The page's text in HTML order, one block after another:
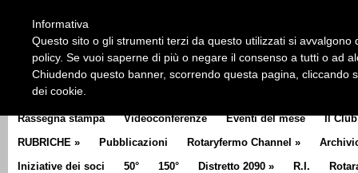
CLUB COMMUNICATOR
Rassegna stampa Videoconferenze Eventi del mese Il Club
RUBRICHE » Pubblicazioni Rotaryfermo Channel »
Iniziative dei soci
50° 150° Distretto 2090 » R.I.
Informativa
Questo sito o gli strumenti terzi da questo utilizzati si
policy. Se vuoi saperne di più o negare il consenso a tutti o ad
Chiudendo questo banner, scorrendo questa pagina, cliccando
dei cookie.